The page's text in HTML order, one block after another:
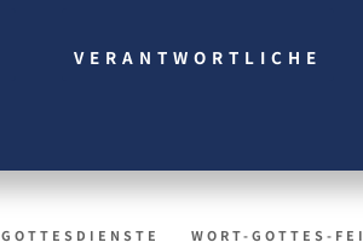
VERANTWORTLICHE
GOTTESDIENSTE WORT-GOTTES-